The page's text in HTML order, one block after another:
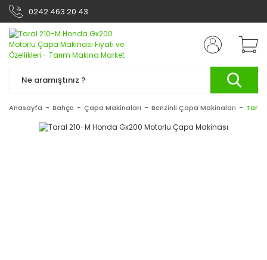
0242 463 20 43
Anasayfa Bahçe Çapa Makinaları Benzinli Çapa Makinaları Taral